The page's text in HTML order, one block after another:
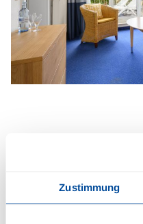
Zustimmung
Hotelzimmern